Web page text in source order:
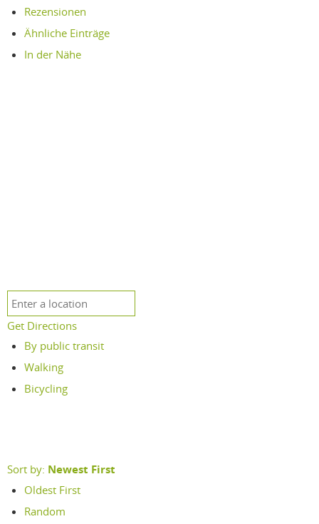
Rezensionen
Ähnliche Einträge
In der Nähe
Get Directions
By public transit
Walking
Bicycling
Sort by: Newest First
Oldest First
Random